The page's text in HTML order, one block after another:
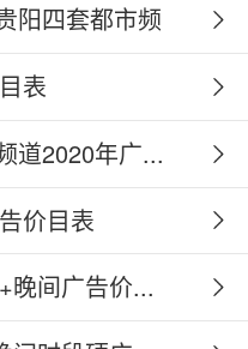
阳四套都市频
表
道2020年广...
价目表
晚间广告价...